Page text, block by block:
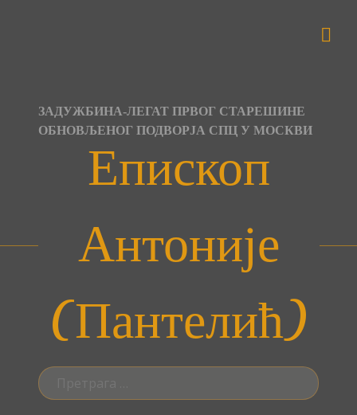
ЗАДУЖБИНА-ЛЕГАТ ПРВОГ СТАРЕШИНЕ
ОБНОВЉЕНОГ ПОДВОРЈА СПЦ У МОСКВИ
Епископ
Антоније
(Пантелић)
Претрага
за: